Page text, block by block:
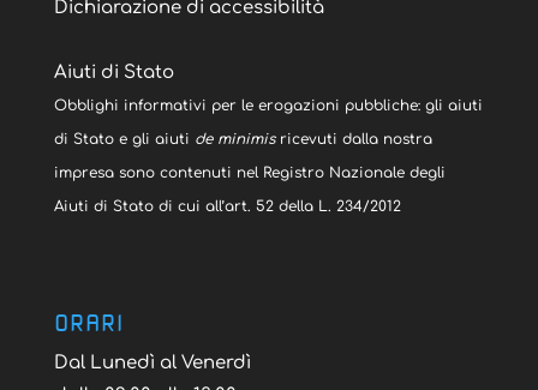
Dichiarazione di accessibilità
Aiuti di Stato
Obblighi informativi per le erogazioni pubbliche: gli aiuti
di Stato e gli aiuti de minimisricevuti dalla nostra
impresa sono contenuti nel Registro Nazionale degli
Aiuti di Stato di cui all’art. 52 della L. 234/2012
ORARI
Dal Lunedì al Venerdì